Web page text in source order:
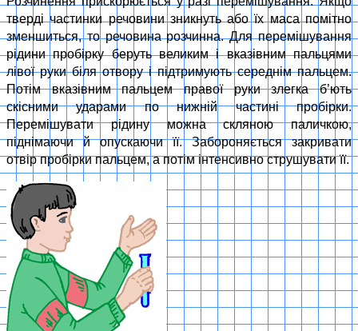
тверді частинки речовини зникнуть або їх маса помітно
зменшиться, то речовина розчинна. Для перемішування
рідини пробірку беруть великим і вказівним пальцями
лівої руки біля отвору і підтримують середнім пальцем.
Потім вказівним пальцем правої руки злегка б’ють
скісними ударами по нижній частині пробірки.
Перемішувати рідину можна скляною паличкою,
піднімаючи й опускаючи її. Забороняється закривати
отвір пробірки пальцем, а потім інтенсивно струшувати її.